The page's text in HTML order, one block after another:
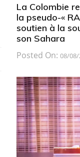
La Colombie
la pseudo-«
soutien à la
son Sahara
Posted On: 08/08/